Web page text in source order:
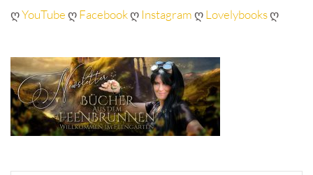
ღYouTubeღFacebookღ InstagramღLovelybooksღ